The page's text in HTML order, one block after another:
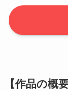
【作品の概要